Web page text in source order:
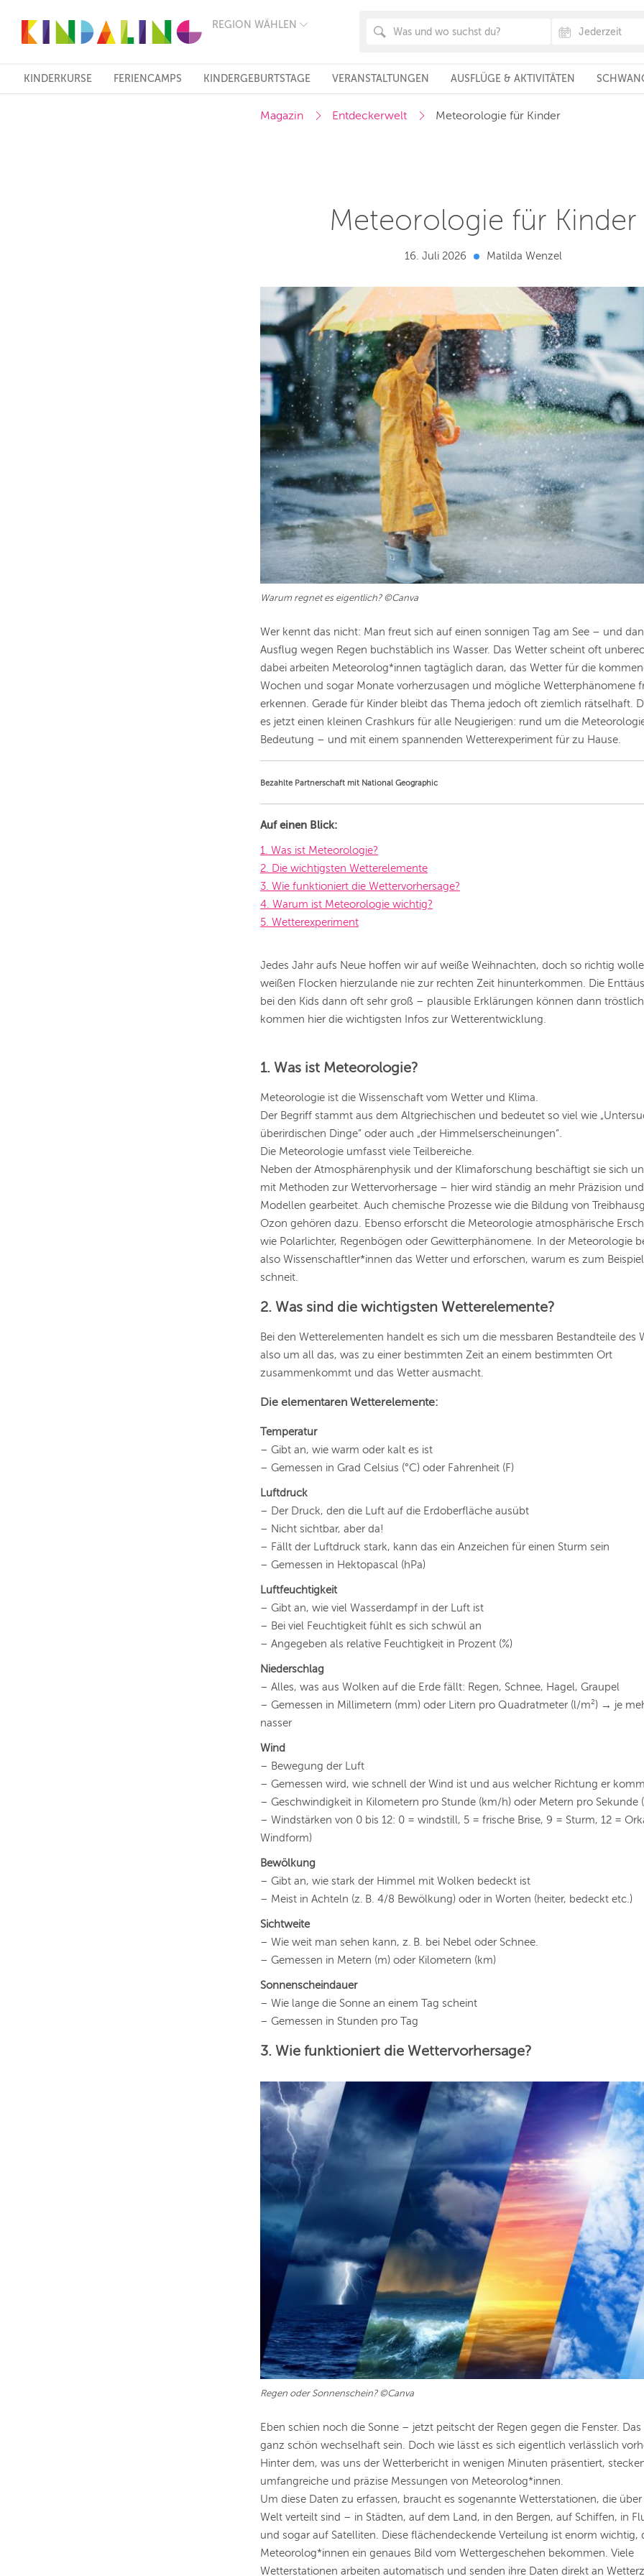
REGION WÄHLEN
FRANKFURT
KÖLN
STUTTGART
KINDERKURSE FERIENCAMPS KINDERGEBURTSTAGE VERANSTALTUNGEN AUSFLÜGE & AKTIVITÄTEN
Magazin Entdeckerwelt Meteorologie für Kinder
Meteorologie für Kinder
16. Juli 2026 Matilda Wenzel
Warum regnet es eigentlich? ©Canva
Wer kennt das nicht: Man freut sich auf einen sonnigen Tag am See – und
Ausflug wegen Regen buchstäblich ins Wasser. Das Wetter scheint oft
dabei arbeiten Meteorolog*innen tagtäglich daran, das Wetter für die
Wochen und sogar Monate vorherzusagen und mögliche Wetterphänomene
erkennen. Gerade für Kinder bleibt das Thema jedoch oft ziemlich rätselhaft.
es jetzt einen kleinen Crashkurs für alle Neugierigen: rund um die
Bedeutung – und mit einem spannenden Wetterexperiment für zu Hause.
Bezahlte Partnerschaft mit National Geographic
Auf einen Blick:
1. Was ist Meteorologie?
2. Die wichtigsten Wetterelemente
3. Wie funktioniert die Wettervorhersage?
4. Warum ist Meteorologie wichtig?
5. Wetterexperiment
Jedes Jahr aufs Neue hoffen wir auf weiße Weihnachten, doch so richtig
weißen Flocken hierzulande nie zur rechten Zeit hinunterkommen. Die
bei den Kids dann oft sehr groß – plausible Erklärungen können dann
kommen hier die wichtigsten Infos zur Wetterentwicklung.
1. Was ist Meteorologie?
Meteorologie ist die Wissenschaft vom Wetter und Klima.
Der Begriff stammt aus dem Altgriechischen und bedeutet so viel wie
überirdischen Dinge“ oder auch „der Himmelserscheinungen“.
Die Meteorologie umfasst viele Teilbereiche.
Neben der Atmosphärenphysik und der Klimaforschung beschäftigt sie sich
mit Methoden zur Wettervorhersage – hier wird ständig an mehr Präzision
Modellen gearbeitet. Auch chemische Prozesse wie die Bildung von
Ozon gehören dazu. Ebenso erforscht die Meteorologie atmosphärische
wie Polarlichter, Regenbögen oder Gewitterphänomene. In der Meteorologie
also Wissenschaftler*innen das Wetter und erforschen, warum es zum
schneit.
2. Was sind die wichtigsten Wetterelemente?
Bei den Wetterelementen handelt es sich um die messbaren Bestandteile des
also um all das, was zu einer bestimmten Zeit an einem bestimmten Ort
zusammenkommt und das Wetter ausmacht.
Die elementaren Wetterelemente:
Temperatur
– Gibt an, wie warm oder kalt es ist
– Gemessen in Grad Celsius (°C) oder Fahrenheit (F)
Luftdruck
– Der Druck, den die Luft auf die Erdoberfläche ausübt
– Nicht sichtbar, aber da!
– Fällt der Luftdruck stark, kann das ein Anzeichen für einen Sturm sein
– Gemessen in Hektopascal (hPa)
Luftfeuchtigkeit
– Gibt an, wie viel Wasserdampf in der Luft ist
– Bei viel Feuchtigkeit fühlt es sich schwül an
– Angegeben als relative Feuchtigkeit in Prozent (%)
Niederschlag
– Alles, was aus Wolken auf die Erde fällt: Regen, Schnee, Hagel, Graupel
– Gemessen in Millimetern (mm) oder Litern pro Quadratmeter (l/m²) → je
nasser
Wind
– Bewegung der Luft
– Gemessen wird, wie schnell der Wind ist und aus welcher Richtung er
– Geschwindigkeit in Kilometern pro Stunde (km/h) oder Metern pro Sekunde
– Windstärken von 0 bis 12: 0 = windstill, 5 = frische Brise, 9 = Sturm, 12 =
Windform)
Bewölkung
– Gibt an, wie stark der Himmel mit Wolken bedeckt ist
– Meist in Achteln (z. B. 4/8 Bewölkung) oder in Worten (heiter, bedeckt etc.)
Sichtweite
– Wie weit man sehen kann, z. B. bei Nebel oder Schnee.
– Gemessen in Metern (m) oder Kilometern (km)
Sonnenscheindauer
– Wie lange die Sonne an einem Tag scheint
– Gemessen in Stunden pro Tag
3. Wie funktioniert die Wettervorhersage?
Regen oder Sonnenschein? ©Canva
Eben schien noch die Sonne – jetzt peitscht der Regen gegen die Fenster.
ganz schön wechselhaft sein. Doch wie lässt es sich eigentlich verlässlich
Hinter dem, was uns der Wetterbericht in wenigen Minuten präsentiert,
umfangreiche und präzise Messungen von Meteorolog*innen.
Um diese Daten zu erfassen, braucht es sogenannte Wetterstationen, die
Welt verteilt sind – in Städten, auf dem Land, in den Bergen, auf Schiffen, in
und sogar auf Satelliten. Diese flächendeckende Verteilung ist enorm wichtig,
Meteorolog*innen ein genaues Bild vom Wettergeschehen bekommen. Viele
Wetterstationen arbeiten automatisch und senden ihre Daten direkt an